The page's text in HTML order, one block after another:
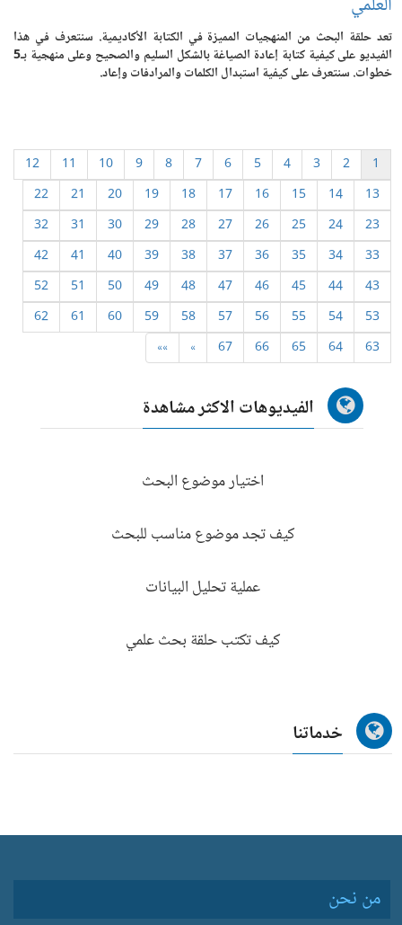
تعد حلقة البحث من المنهجيات المميزة في الكتابة الأكاديمية. سنتعرف في هذا
الفيديو على كيفية كتابة إعادة الصياغة بالشكل السليم والصحيح وعلى منهجية بـ5
خطوات. سنتعرف على كيفية استبدال الكلمات والمرادفات وإعاد.
1
2
3
4
5
6
7
8
9
10
11
12
13
14
15
16
17
18
19
20
21
22
23
24
25
26
27
28
29
30
31
32
33
34
35
36
37
38
39
40
41
42
43
44
45
46
47
48
49
50
51
52
53
54
55
56
57
58
59
60
61
62
63
64
65
66
67
»
»»
الفيديوهات الاكثر مشاهدة
اختيار موضوع البحث
كيف تجد موضوع مناسب للبحث
عملية تحليل البيانات
كيف تكتب حلقة بحث علمي
خدماتنا
من نحن